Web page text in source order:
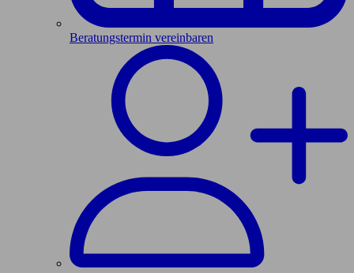
Beratungstermin vereinbaren